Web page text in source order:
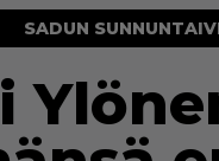
SADUN